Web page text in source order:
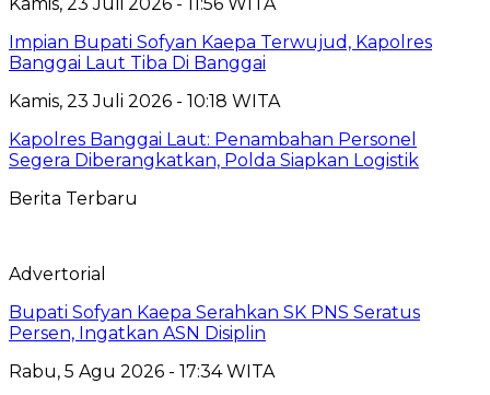
Impian Bupati Sofyan Kaepa Terwujud, Kapolres
Banggai Laut Tiba Di Banggai
Kamis, 23 Juli 2026 - 10:18 WITA
Kapolres Banggai Laut: Penambahan Personel
Segera Diberangkatkan, Polda Siapkan Logistik
Berita Terbaru
Advertorial
Bupati Sofyan Kaepa Serahkan SK PNS Seratus
Persen, Ingatkan ASN Disiplin
Rabu, 5 Agu 2026 - 17:34 WITA